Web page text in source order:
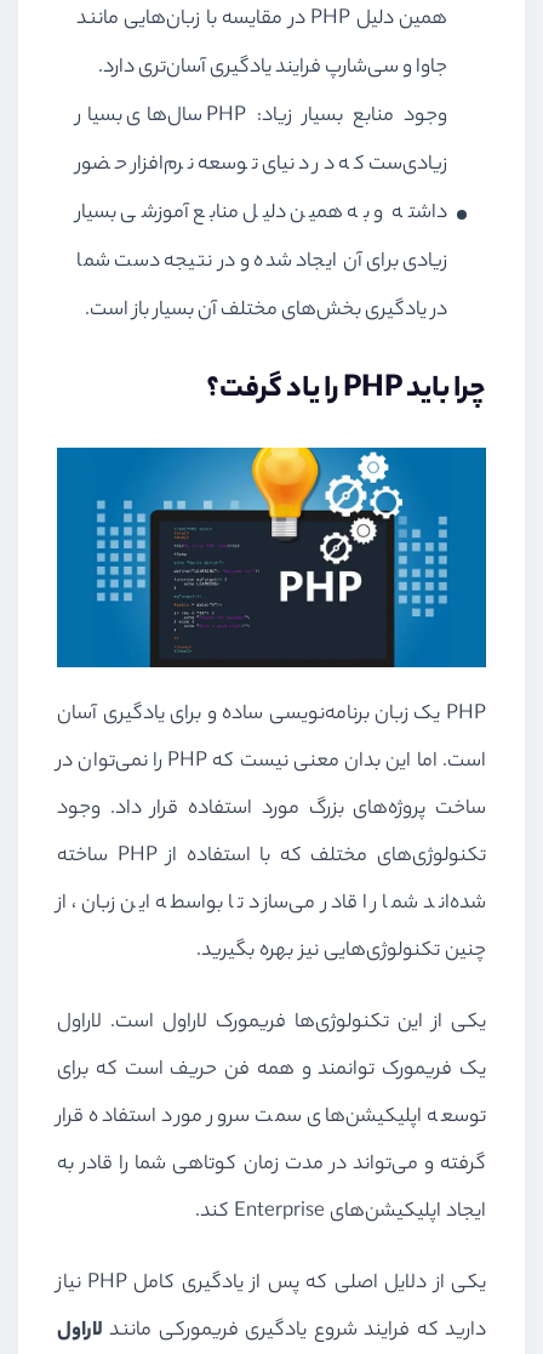
همین دلیل PHPدر مقایسه با زبان‌هایی مانند
جاوا و سی‌شارپ فرایند یادگیری آسان‌تری دارد.
وجود منابع بسیار زیاد: PHPسال‌های بسیار
زیادی‌ست که در دنیای توسعه‌ نرم‌افزار حضور
داشته و به همین دلیل منابع آموزشی بسیار
زیادی برای آن ایجاد شده و در نتیجه دست شما
در یادگیری بخش‌های مختلف آن بسیار باز است.
چرا بایدPHPرا یاد گرفت؟
PHP یک زبان برنامه‌نویسی ساده و برای یادگیری آسان
است. اما این بدان معنی نیست کهPHP را نمی‌توان در
ساخت پروژه‌های بزرگ مورد استفاده قرار داد. وجود
تکنولوژی‌های مختلف که با استفاده ازPHP ساخته
شده‌اند شما را قادر می‌سازد تا بواسطه این زبان، از
چنین تکنولوژی‌هایی نیز بهره بگیرید.
یکی از این تکنولوژی‌ها فریمورک لاراول است. لاراول
یک فریمورک توانمند و همه فن حریف است که برای
توسعه اپلیکیشن‌های سمت سرور مورد استفاده قرار
گرفته و می‌تواند در مدت زمان کوتاهی شما را قادر به
ایجاد اپلیکیشن‌های Enterprise کند.
یکی از دلایل اصلی که پس از یادگیری کاملPHP نیاز
دارید که فرایند شروع یادگیری فریمورکی مانند لاراول